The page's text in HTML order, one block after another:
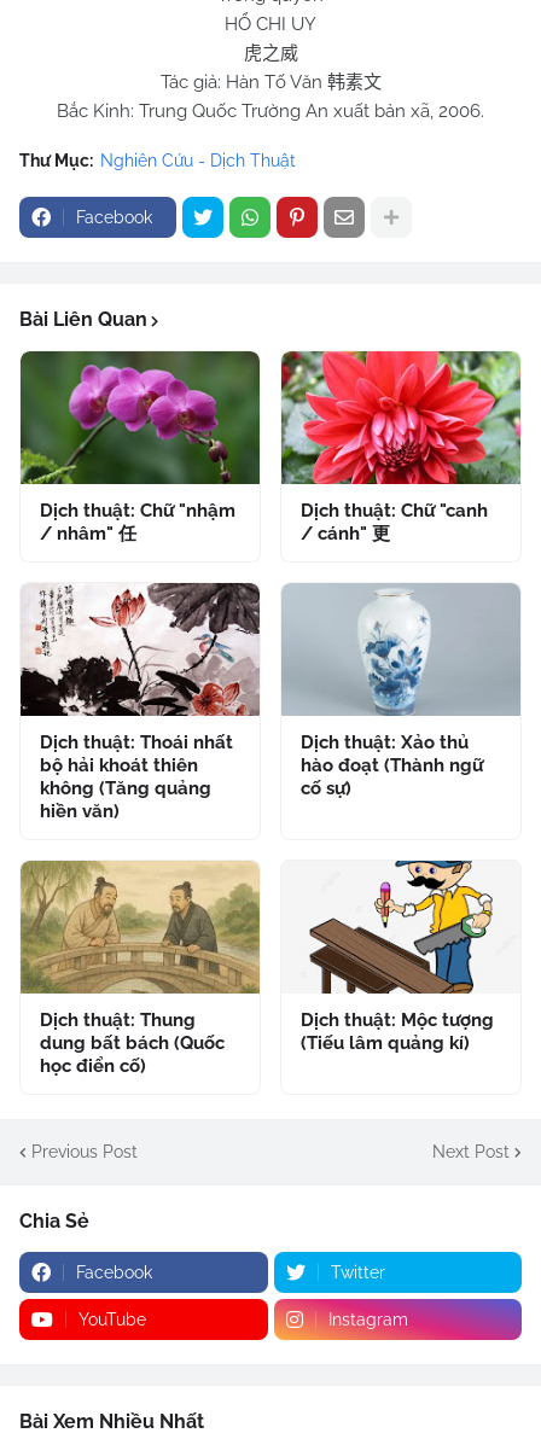
HỔ CHI UY
虎之威
Tác giả: Hàn Tố Văn 韩素文
Bắc Kinh: Trung Quốc Trường An xuất bản xã, 2006.
Thư Mục: Nghiên Cứu - Dịch Thuật
Facebook
Bài Liên Quan
Dịch thuật: Chữ "nhậm
/ nhâm" 任
Dịch thuật: Chữ "canh
/ cánh" 更
Dịch thuật: Thoái nhất
bộ hải khoát thiên
không (Tăng quảng
hiền văn)
Dịch thuật: Xảo thủ
hào đoạt (Thành ngữ
cố sự)
Dịch thuật: Thung
dung bất bách (Quốc
học điển cố)
Dịch thuật: Mộc tượng
(Tiếu lâm quảng kí)
Previous Post Next Post
Chia Sẻ
Facebook Twitter
YouTube Instagram
Bài Xem Nhiều Nhất